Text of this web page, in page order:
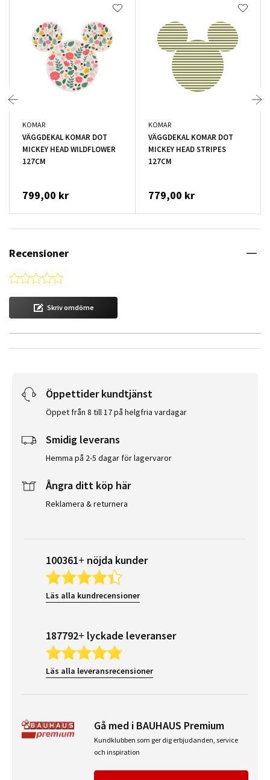
KOMAR
VÄGGDEKAL KOMAR DOT
MICKEY HEAD WILDFLOWER
127CM
799,00 kr
KOMAR
VÄGGDEKAL KOMAR DOT
MICKEY HEAD STRIPES
127CM
779,00 kr
Recensioner
0.0 star rating
Skriv omdöme
Öppettider kundtjänst
Öppet från 8 till 17 på helgfria vardagar
Smidig leverans
Hemma på 2-5 dagar för lagervaror
Ångra ditt köp här
Reklamera & returnera
100361+ nöjda kunder
Läs alla kundrecensioner
187792+ lyckade leveranser
Läs alla leveransrecensioner
Gå med i BAUHAUS Premium
Kundklubben som ger dig erbjudanden, service
och inspiration